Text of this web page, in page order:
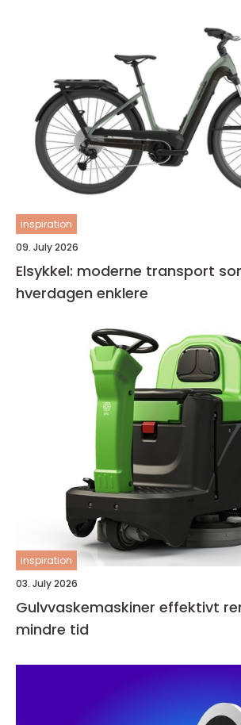
inspiration
09. July 2026
Elsykkel: moderne transport
hverdagen enklere
inspiration
03. July 2026
Gulvvaskemaskiner effektivt renhold på
mindre tid